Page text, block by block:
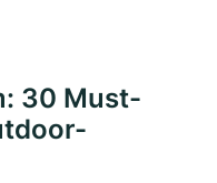
30 Must-